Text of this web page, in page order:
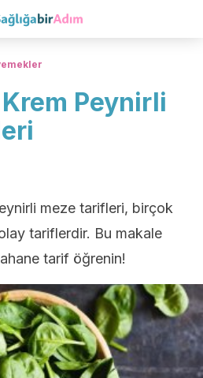
Peynirli
meze tarifleri, birçok
tariflerdir. Bu makale
tarif öğrenin!